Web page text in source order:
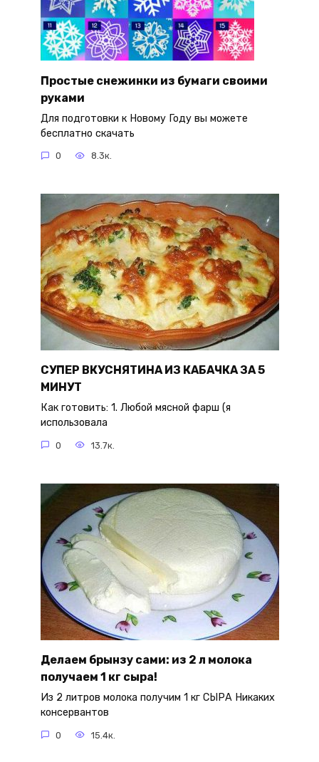
Простые снежинки из бумаги своими
руками
Для подготовки к Новому Году вы можете
бесплатно скачать
0 8.3к.
СУПЕР ВКУСНЯТИНА ИЗ КАБАЧКА ЗА 5
МИНУТ
Как готовить: 1. Любой мясной фарш (я
использовала
0 13.7к.
Делаем брынзу сами: из 2 л молока
получаем 1 кг сыра!
Из 2 литров молока получим 1 кг СЫРА Никаких
консервантов
0 15.4к.